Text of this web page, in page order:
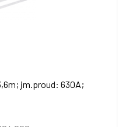
jm.proud: 630A;